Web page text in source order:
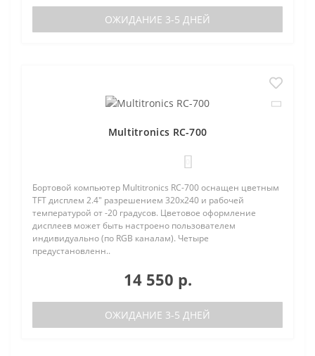
ОЖИДАНИЕ 3-5 ДНЕЙ
Multitronics RC-700
Бортовой компьютер Multitronics RC-700 оснащен цветным
TFT дисплем 2.4" разрешением 320х240 и рабочей
температурой от -20 градусов. Цветовое оформление
дисплеев может быть настроено пользователем
индивидуально (по RGB каналам). Четыре
предустановленн..
14 550 р.
ОЖИДАНИЕ 3-5 ДНЕЙ